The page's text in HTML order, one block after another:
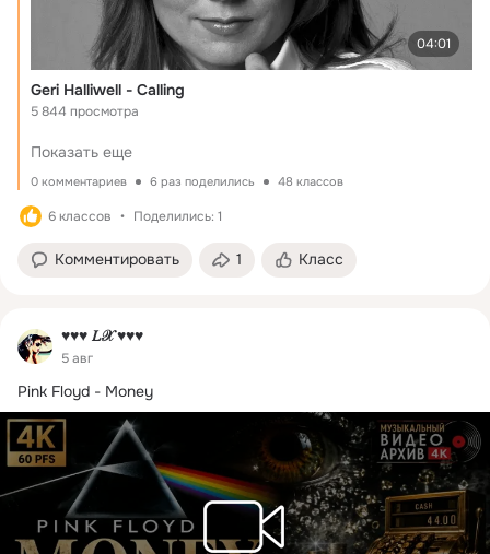
04:01
Geri Halliwell - Calling
5 844 просмотра
Показать еще
0 комментариев 6 раз поделились 48 классов
6 классов Поделились: 1
Комментировать 1 Класс
♥♥♥ 𝐿𝒳 ♥♥♥
5 авг
Pink Floyd - Money